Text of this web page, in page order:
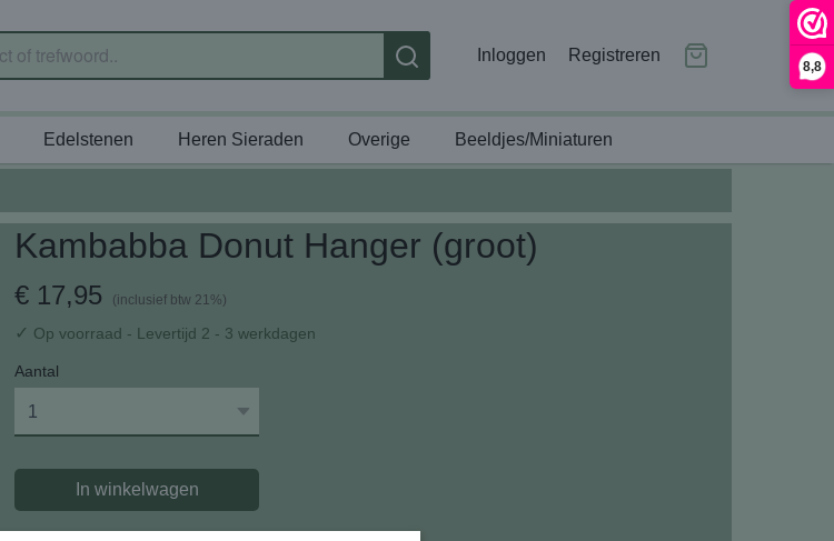
8,8
Inloggen Registreren
Edelstenen Heren Sieraden Overige Beeldjes/Miniaturen
Kambabba Donut Hanger (groot)
€ 17,95 (inclusief btw 21%)
✓ Op voorraad - Levertijd 2 - 3 werkdagen
Aantal
In winkelwagen